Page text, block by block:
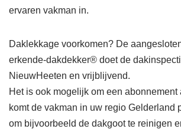
ervaren vakman in.
Daklekkage voorkomen? De
erkende-dakdekker® doet de
NieuwHeeten en vrijblijvend.
Het is ook mogelijk om een abonnement
komt de vakman in uw regio Gelderland
om bijvoorbeeld de dakgoot te reinigen